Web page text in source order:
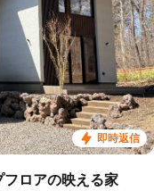
即時返信
フロアの映える家